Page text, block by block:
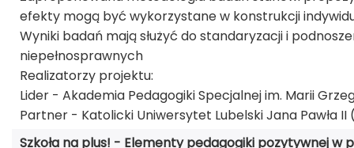
efekty mogą być wykorzystane w konstrukcji
Wyniki badań mają służyć do standaryzacji i
niepełnosprawnych
Realizatorzy projektu:
Lider - Akademia Pedagogiki Specjalnej im. Marii
Partner - Katolicki Uniwersytet Lubelski Jana Pawła II
Szkoła na plus! - Elementy pedagogiki pozytywnej w